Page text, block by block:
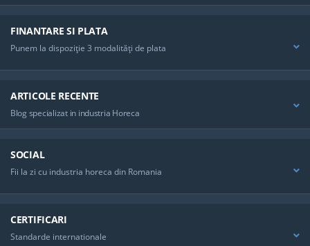
FINANTARE SI PLATA
Punem la dispoziţie 3 modalităţi de plata
ARTICOLE RECENTE
Blog specializat in industria Horeca
SOCIAL
Fii la zi cu industria horeca din Romania
CERTIFICARI
Standarde internationale